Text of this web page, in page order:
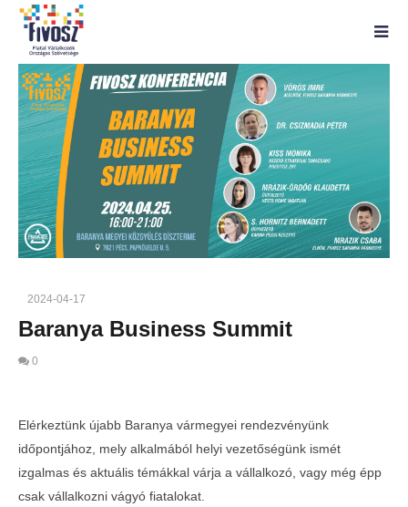
2024-04-17
Baranya Business Summit
0
Elérkeztünk újabb Baranya vármegyei rendezvényünk
időpontjához, mely alkalmából helyi vezetőségünk ismét
izgalmas és aktuális témákkal várja a vállalkozó, vagy még épp
csak vállalkozni vágyó fiatalokat.